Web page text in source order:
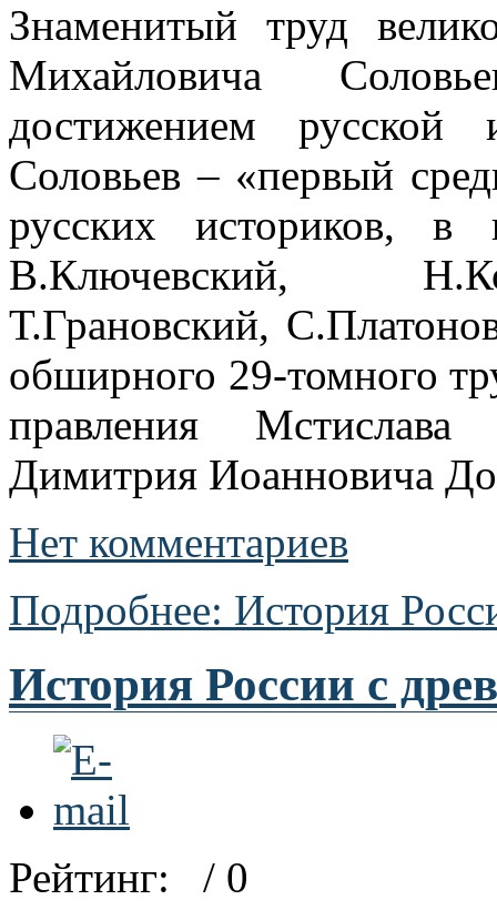
Знаменитый труд
Михайловича
достижением
Соловьев – «первый
русских историков, в
В.Ключевский,
Т.Грановский,
обширного 29-томного
правления
Димитрия Иоанновича
Нет комментариев
Подробнее: История
История России с
Рейтинг:
/ 0